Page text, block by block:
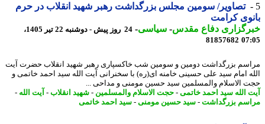
تصاویر/ سومین مجلس بزرگداشت رهبر شهید انقلاب در حرم
کرامت
دفاع مقدس-سیاسی-
24 روز پیش - دوشنبه 22 تیر 1405،
81857682
بزرگداشت دومین و سومین شب خاکسپاری رهبر شهید انقلاب حضرت آیت
امام سید علی حسینی خامنه ای(ره) با سخنرانی آیت الله سید احمد خاتمی و
الاسلام والمسلمین سید حسین مومنی و مداحی ...
الله سید احمد خاتمی-حجت الاسلام والمسلمین-شهید انقلاب-آیت الله-
بزرگداشت -سید حسین مومنی-سید احمد خاتمی